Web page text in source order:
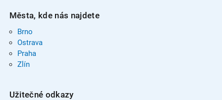
Města, kde nás najdete
Brno
Ostrava
Praha
Zlín
Užitečné odkazy